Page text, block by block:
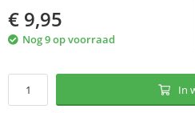
€ 9,95
Nog 9 op voorraad
In